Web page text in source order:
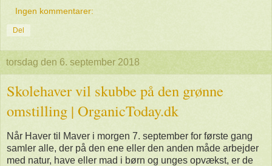
Ingen kommentarer:
Del
torsdag den 6. september 2018
Skolehaver vil skubbe på den grønne
omstilling | OrganicToday.dk
Når Haver til Maver i morgen 7. september for første gang
samler alle, der på den ene eller den anden måde arbejder
med natur, have eller mad i børn og unges opvækst, er de